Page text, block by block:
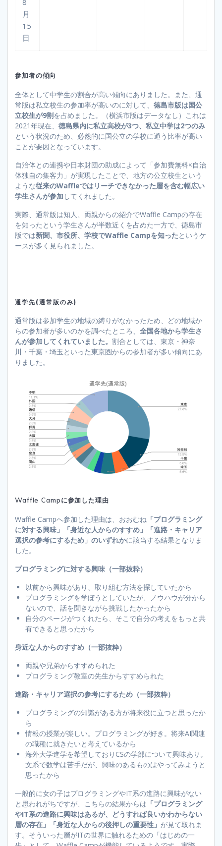
月
15
日
参加者の傾向
全体として中学生の割合が高い傾向にありました。また、通
常版は私立校生の参加率が高いのに対して、 徳島市版は国公
立校生が9割を占めました。（横浜市版はデータなし）これは
2021年現在、 徳島県内に私立高校が3つ、私立中学は2つのみ
という状況のため、必然的に国公立の学校に通う比率が高い
ことが要因となっています。
自治体との連携や日本財団の助成によって「参加費無料×自治
体独自の集客力」が実現したことで、地方の公立校生という
ような従来のWaffleではリーチできなかった層を含む幅広い
学生さんが参加 してくれました。
実際、通常版は知人、両親からの紹介でWaffle Campの存在
を知ったという学生さんが半数近くを占めた一方で、徳島市
版では新聞、市役所、学校でWaffle Campを知ったというケ
ースが多く見られました。
通学先(通常版のみ)
通常版は参加学生の地域の縛りがなかったため、どの地域か
らの参加者が多いのかを調べたところ、 全国各地から学生さ
んが参加してくれていました。 割合としては、東京・神奈
川・千葉・埼玉といった東京圏からの参加者が多い傾向にあ
りました。
Waffle Campに参加した理由
Waffle Campへ参加した理由は、おおむね 「プログラミング
に対する興味」「身近な人からのすすめ」「進路・キャリア
選択の参考にするため」のいずれかに該当する結果となりま
した。
プログラミングに対する興味（一部抜粋）
以前から興味があり、取り組む方法を探していたから
プログラミングを学ぼうとしていたが、ノウハウが分から
ないので、話を聞きながら挑戦したかったから
自分のページがつくれたら、そこで自分の考えをもっと共
有できると思ったから
身近な人からのすすめ（一部抜粋）
両親や兄弟からすすめられた
プログラミング教室の先生からすすめられた
進路・キャリア選択の参考にするため（一部抜粋）
プログラミングの知識がある方が将来役に立つと思ったか
ら
情報の授業が楽しい。プログラミングが好き。将来AI関連
の職種に就きたいと考えているから
海外大学進学を希望しておりCSの学部について興味あり。
文系で数学は苦手だが、興味のあるものはやってみようと
思ったから
一般的に女の子はプログラミングやIT系の進路に興味がない
と思われがちですが、こちらの結果からは 「プログラミング
やIT系の進路に興味はあるが、どうすれば良いかわからない
層の存在」「身近な人からの後押しの重要性」 が見て取れま
す。そういった層がITの世界に触れるための「はじめの一